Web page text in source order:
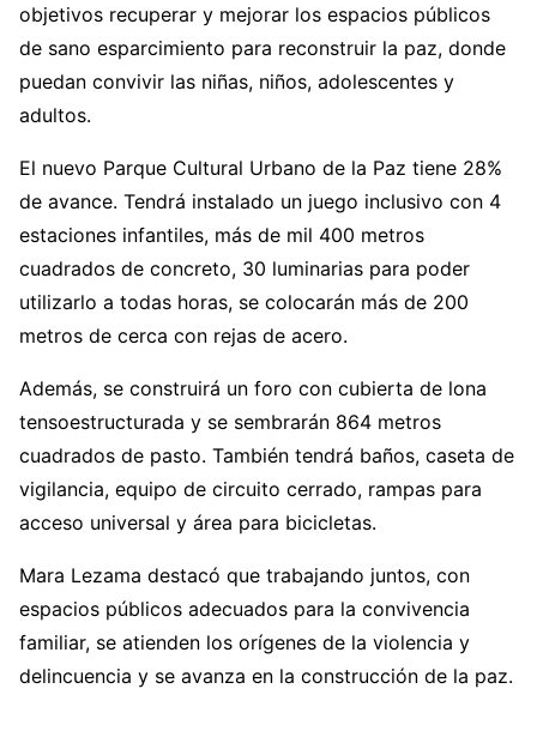
objetivos recuperar y mejorar los espacios públicos
de sano esparcimiento para reconstruir la paz, donde
puedan convivir las niñas, niños, adolescentes y
adultos.
El nuevo Parque Cultural Urbano de la Paz tiene 28%
de avance. Tendrá instalado un juego inclusivo con 4
estaciones infantiles, más de mil 400 metros
cuadrados de concreto, 30 luminarias para poder
utilizarlo a todas horas, se colocarán más de 200
metros de cerca con rejas de acero.
Además, se construirá un foro con cubierta de lona
tensoestructurada y se sembrarán 864 metros
cuadrados de pasto. También tendrá baños, caseta de
vigilancia, equipo de circuito cerrado, rampas para
acceso universal y área para bicicletas.
Mara Lezama destacó que trabajando juntos, con
espacios públicos adecuados para la convivencia
familiar, se atienden los orígenes de la violencia y
delincuencia y se avanza en la construcción de la paz.